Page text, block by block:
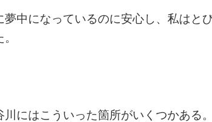
夢中になっているのに安心し、私はと
川にはこういった箇所がいくつかある。